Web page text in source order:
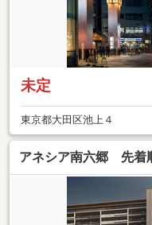
未定
東京都大田区池上４
アネシア南六郷 先着